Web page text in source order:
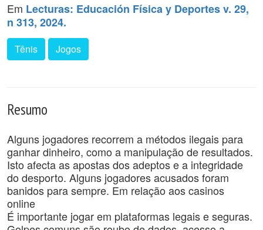
Em Lecturas: Educación Física y Deportes v. 29,
n 313, 2024.
Tênis Jogos
Resumo
Alguns jogadores recorrem a métodos ilegais para
ganhar dinheiro, como a manipulação de resultados.
Isto afecta as apostas dos adeptos e a integridade
do desporto. Alguns jogadores acusados ​​foram
banidos para sempre. Em relação aos casinos
online
É importante jogar em plataformas legais e seguras.